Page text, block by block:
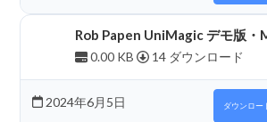
Rob Papen UniMagic デモ版・
0.00 KB 14 ダウンロード
2024年6月5日 ダウンロー